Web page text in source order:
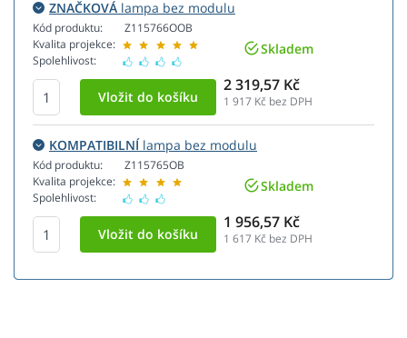
ZNAČKOVÁ lampa bez modulu
Kód produktu:
Kvalita projekce:
Spolehlivost:
Z115766OOB
Skladem
2 319,57 Kč
1 917 Kč bez DPH
KOMPATIBILNÍlampa bez modulu
Kód produktu:
Kvalita projekce:
Spolehlivost:
Z115765OB
Skladem
1 956,57 Kč
1 617 Kč bez DPH